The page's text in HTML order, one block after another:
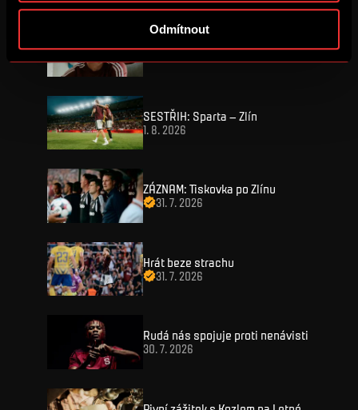
Odmítnout
SESTŘIH: Sparta – Zlín
1. 8. 2026
ZÁZNAM: Tiskovka po Zlínu
31. 7. 2026
Hrát beze strachu
31. 7. 2026
Rudá nás spojuje proti nenávisti
30. 7. 2026
VSTUPENKY
Permanentky
VIP vstupenky
Handicapovaní fanoušci
Prohlídky stadionu
Sparta UNLIMITED.
Aplikace Sparta.
Soutěže
FANSHOP